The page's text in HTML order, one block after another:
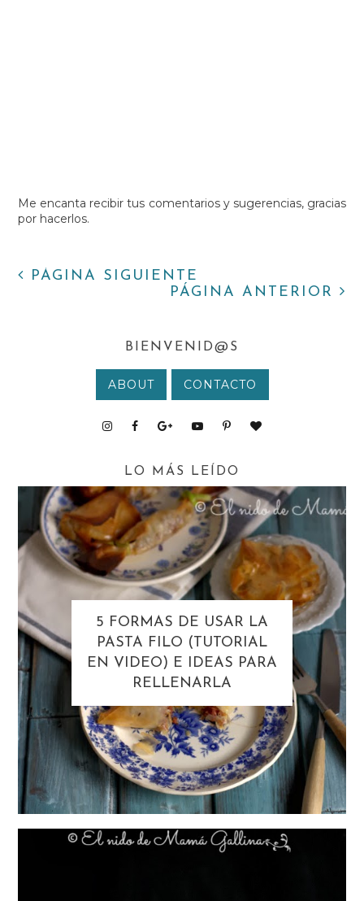
Me encanta recibir tus comentarios y sugerencias, gracias
por hacerlos.
PÁGINA SIGUIENTE
PÁGINA ANTERIOR
BIENVENID@S
ABOUT CONTACTO
LO MÁS LEÍDO
5 FORMAS DE USAR LA
PASTA FILO (TUTORIAL
EN VIDEO) E IDEAS PARA
RELLENARLA